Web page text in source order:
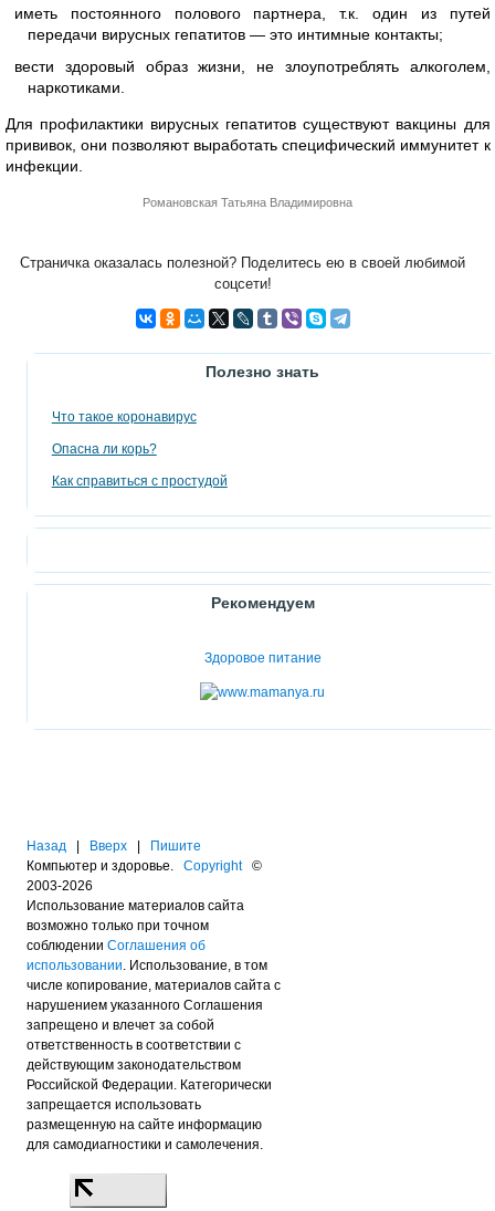
иметь постоянного полового партнера, т.к. один из путей
передачи вирусных гепатитов — это интимные контакты;
вести здоровый образ жизни, не злоупотреблять алкоголем,
наркотиками.
Для профилактики вирусных гепатитов существуют вакцины для
прививок, они позволяют выработать специфический иммунитет к
инфекции.
Романовская Татьяна Владимировна
Страничка оказалась полезной? Поделитесь ею в своей любимой
соцсети!
Полезно знать
Что такое коронавирус
Опасна ли корь?
Как справиться с простудой
Рекомендуем
Здоровое питание
Назад Вверх
Пишите
Компьютер и здоровье. Copyright©
2003-2026
Использование материалов сайта
возможно только при точном
соблюдении Соглашения об
использовании. Использование, в том
числе копирование, материалов сайта с
нарушением указанного Соглашения
запрещено и влечет за собой
ответственность в соответствии с
действующим законодательством
Российской Федерации. Категорически
запрещается использовать
размещенную на сайте информацию
для самодиагностики и самолечения.